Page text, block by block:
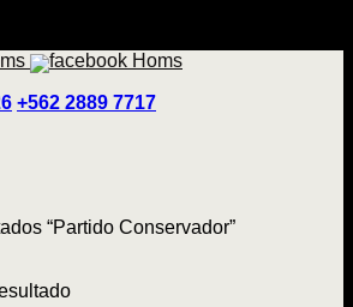
+562 2889 7717
“Partido Conservador”